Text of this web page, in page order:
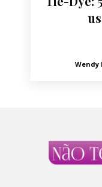
Wendy